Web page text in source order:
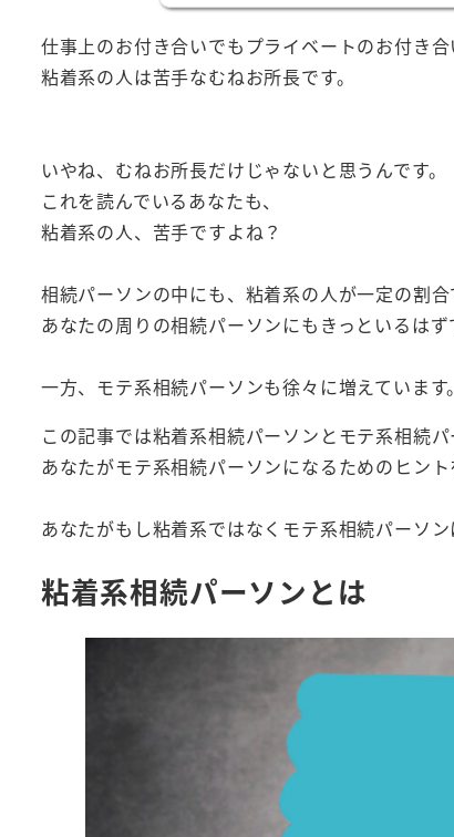
仕事上のお付き合いでもプライベートのお付き合
粘着系の人は苦手なむねお所長です。
いやね、むねお所長だけじゃないと思うんです。
これを読んでいるあなたも、
粘着系の人、苦手ですよね？
相続パーソンの中にも、粘着系の人が一定の割合
あなたの周りの相続パーソンにもきっといるはず
一方、モテ系相続パーソンも徐々に増えています。
この記事では粘着系相続パーソンとモテ系相続パ
あなたがモテ系相続パーソンになるためのヒント
あなたがもし粘着系ではなくモテ系相続パーソ
粘着系相続パーソンとは